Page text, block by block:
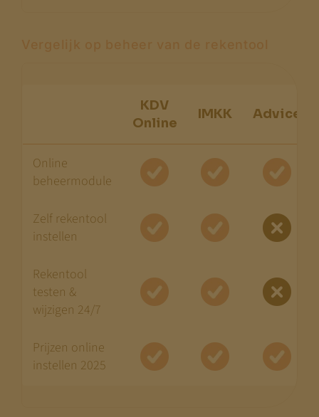
KDV
Online
IMKK Advice
Online
beheermodule
Zelf rekentool
instellen
Rekentool
testen &
wijzigen 24/7
Prijzen online
instellen 2025